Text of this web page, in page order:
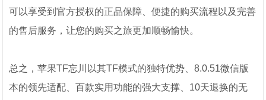
可以享受到官方授权的正品保障、便捷的购买流程以及完善
的售后服务，让您的购买之旅更加顺畅愉快。
总之，苹果TF忘川以其TF模式的独特优势、8.0.51微信版
本的领先适配、百款实用功能的强大支撑、10天退换的无